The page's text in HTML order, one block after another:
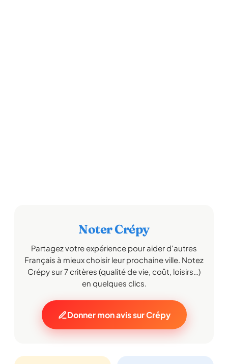
Noter Crépy
Partagez votre expérience pour aider d'autres
Français à mieux choisir leur prochaine ville. Notez
Crépy sur 7 critères (qualité de vie, coût, loisirs…)
en quelques clics.
Donner mon avis sur Crépy